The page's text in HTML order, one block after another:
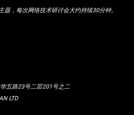
题，每次网络技术研讨会大约持续30分钟。
五路23号二层201号之二
LTD